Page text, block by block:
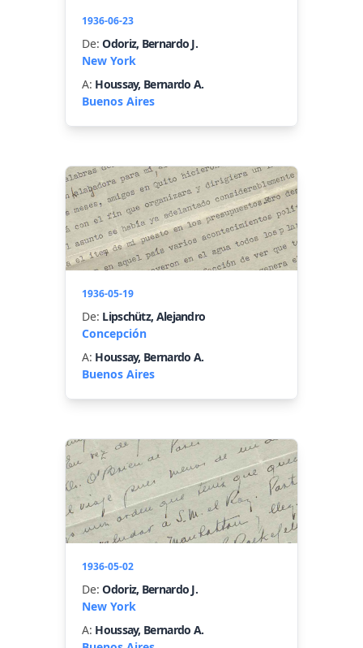
1936-06-23
De: Odoriz, Bernardo J.
New York
A: Houssay, Bernardo A.
Buenos Aires
1936-05-19
De: Lipschütz, Alejandro
Concepción
A: Houssay, Bernardo A.
Buenos Aires
1936-05-02
De: Odoriz, Bernardo J.
New York
A: Houssay, Bernardo A.